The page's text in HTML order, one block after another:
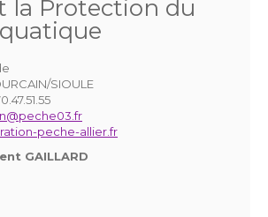
la Protection du
SIOULE
peche-allier.fr
GAILLARD